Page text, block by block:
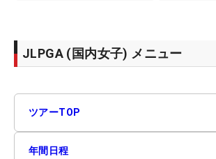
JLPGA (国内女子) メニュー
ツアーTOP
年間日程